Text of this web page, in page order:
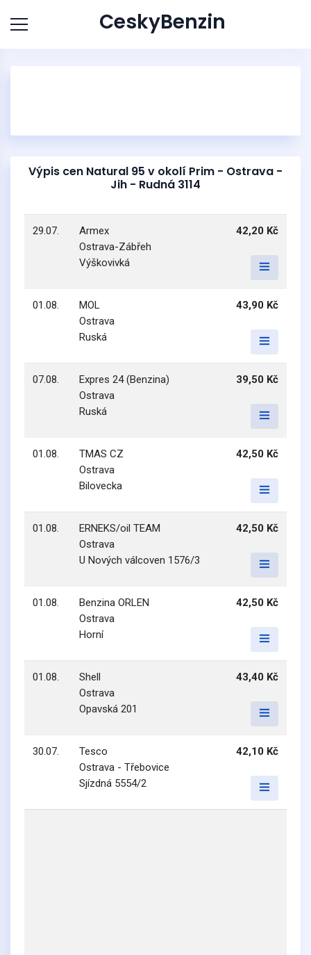
CeskyBenzin
Výpis cen Natural 95 v okolí Prim - Ostrava -
Jih - Rudná 3114
29.07.
Armex
Ostrava-Zábřeh
Výškovivká
42,20 Kč
01.08.
MOL
Ostrava
Ruská
43,90 Kč
07.08.
Expres 24 (Benzina)
Ostrava
Ruská
39,50 Kč
01.08.
TMAS CZ
Ostrava
Bilovecka
42,50 Kč
01.08.
ERNEKS/oil TEAM
Ostrava
U Nových válcoven 1576/3
42,50 Kč
01.08.
Benzina ORLEN
Ostrava
Horní
42,50 Kč
01.08.
Shell
Ostrava
Opavská 201
43,40 Kč
30.07.
Tesco
Ostrava - Třebovice
Sjízdná 5554/2
42,10 Kč